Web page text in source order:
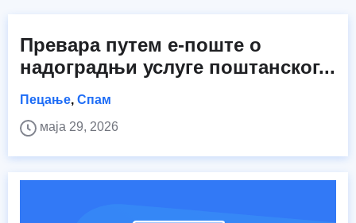
Превара путем е-поште о
надоградњи услуге поштанског...
Пецање, Спам
маја 29, 2026